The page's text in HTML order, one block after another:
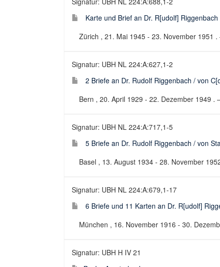
Karte und Brief an Dr. R[udolf]
Zürich , 21. Mai 1945 - 23. November 1951
Signatur: UBH NL 224:A:627,1-2
2 Briefe an Dr. Rudolf Riggenbach / von
Bern , 20. April 1929 - 22. Dezember 1949 .
Signatur: UBH NL 224:A:717,1-5
5 Briefe an Dr. Rudolf Riggenbach / von
Basel , 13. August 1934 - 28. November
Signatur: UBH NL 224:A:679,1-17
6 Briefe und 11 Karten an Dr. R[udolf]
München , 16. November 1916 - 30.
Signatur: UBH H IV 21